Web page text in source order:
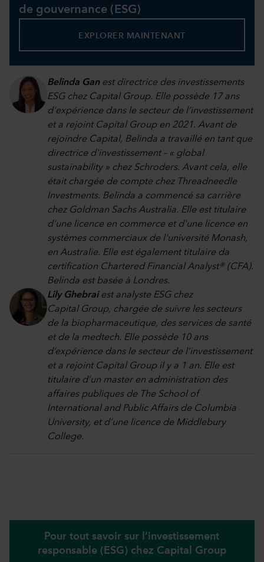
de gouvernance (ESG)
EXPLORER MAINTENANT
Belinda Ganest directrice des investissements
ESG chez Capital Group. Elle possède 17 ans
d'expérience dans le secteur de l’investissement
et a rejoint Capital Group en 2021. Avant de
rejoindre Capital, Belinda a travaillé en tant que
directrice d'investissement – « global
sustainability » chez Schroders. Avant cela, elle
était chargée de compte chez Threadneedle
Investments. Belinda a commencé sa carrière
chez Goldman Sachs Australia. Elle est titulaire
d'une licence en commerce et d'une licence en
systèmes commerciaux de l'université Monash,
en Australie. Elle est également titulaire da
certification Chartered Financial Analyst® (CFA).
Belinda est basée à Londres.
Lily Ghebraiest analyste ESG chez
Capital Group, chargée de suivre les secteurs
de la biopharmaceutique, des services de santé
et de la medtech. Elle possède 10 ans
d’expérience dans le secteur de l’investissement
et a rejoint Capital Group il y a 1 an. Elle est
titulaire d’un master en administration des
affaires publiques de The School of
International and Public Affairs de Columbia
University, et d’une licence de Middlebury
College.
Pour tout savoir sur l’investissement
responsable (ESG) chez Capital Group